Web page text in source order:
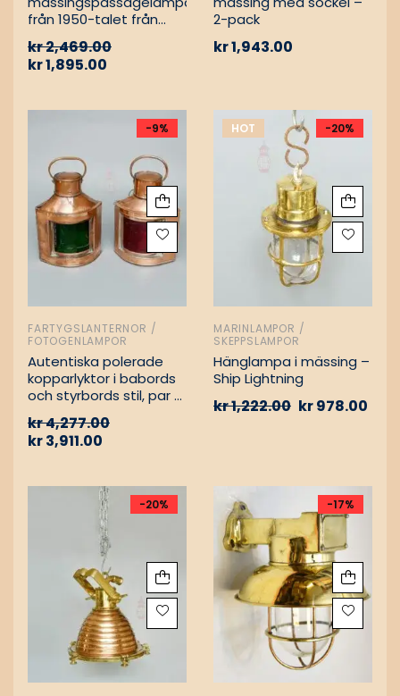
från 1950-talet från
kr2,469.00
kr1,895.00
2-pack
kr1,943.00
-9%
FARTYGSLANTERNOR /
FOTOGENLAMPOR
Autentiska polerade
kopparlyktor i babords
och styrbords stil, par –
oljelampor
kr4,277.00
kr3,911.00
HOT -20%
MARINLAMPOR /
SKEPPSLAMPOR
Hänglampa i mässing –
Ship Lightning
kr1,222.00 kr978.00
-20% -17%